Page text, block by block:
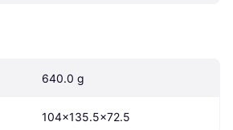
640.0 g
104x135.5x72.5